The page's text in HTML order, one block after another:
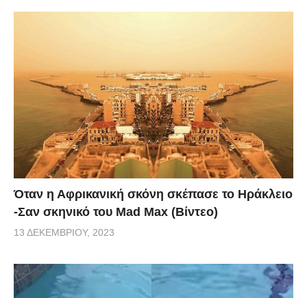
Όταν η Αφρικανική σκόνη σκέπασε το Ηράκλειο
-Σαν σκηνικό του Mad Max (Βίντεο)
13 ΔΕΚΕΜΒΡΊΟΥ, 2023